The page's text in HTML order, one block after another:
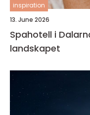
inspiration
13. June 2026
Spahotell i
landskapet